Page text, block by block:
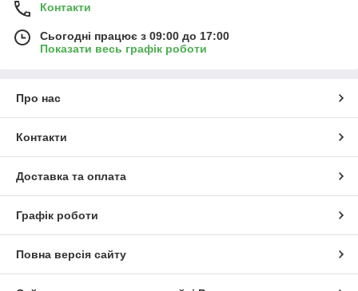
Контакти
Сьогодні працює з 09:00 до 17:00
Показати весь графік роботи
Про нас
Контакти
Доставка та оплата
Графік роботи
Повна версія сайту